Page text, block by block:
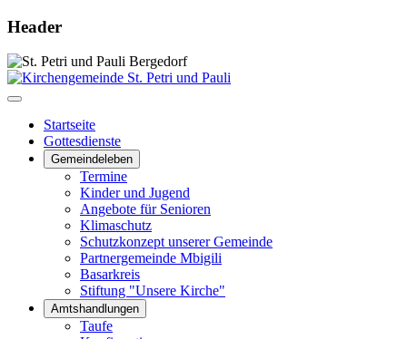
Header
Startseite
Gottesdienste
Gemeindeleben
Termine
Kinder und Jugend
Angebote für Senioren
Klimaschutz
Schutzkonzept unserer Gemeinde
Partnergemeinde Mbigili
Basarkreis
Stiftung "Unsere Kirche"
Amtshandlungen
Taufe